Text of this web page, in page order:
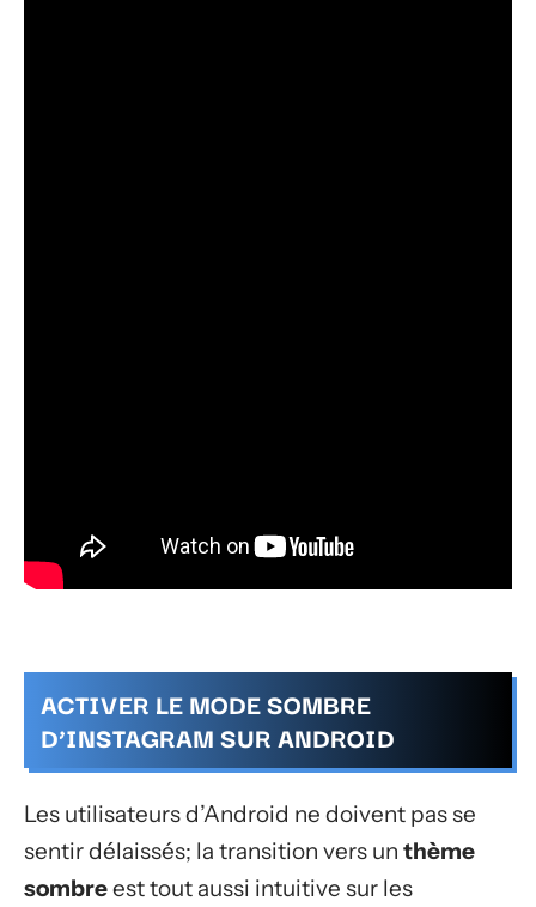
ACTIVER LE MODE SOMBRE
D’INSTAGRAM SUR ANDROID
Les utilisateurs d’Android ne doivent pas se
sentir délaissés; la transition vers un thème
sombreest tout aussi intuitive sur les